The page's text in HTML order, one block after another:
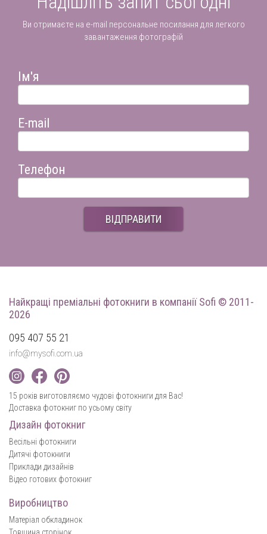
Ви отримаєте на e-mail персональне посилання для легкого
завантаження фотографій
Ім'я
E-mail
Телефон
ВІДПРАВИТИ
Найкращі преміальні фотокниги в компанії Sofi © 2011-
2026
095 407 55 21
info@mysofi.com.ua
15 років виготовляємо чудові фотокниги для Вас!
Доставка фотокниг по усьому світу
Дизайн фотокниг
Весільні фотокниги
Дитячі фотокниги
Приклади дизайнів
Відео готових фотокниг
Виробництво
Матеріал обкладинок
Товщина сторінок